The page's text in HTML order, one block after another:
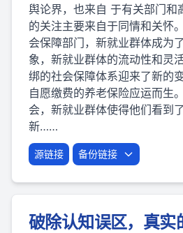
舆论界，也来自 于有关部门和
的关注主要来自于同情和关怀
会保障部门，新就业群体成为
象，新就业群体的流动性和灵
绑的社会保障体系迎来了新的
自愿缴费的养老保险应运而生
会，新就业群体使得他们看到
新……
源链接 备份链接
破除认知误区，真实